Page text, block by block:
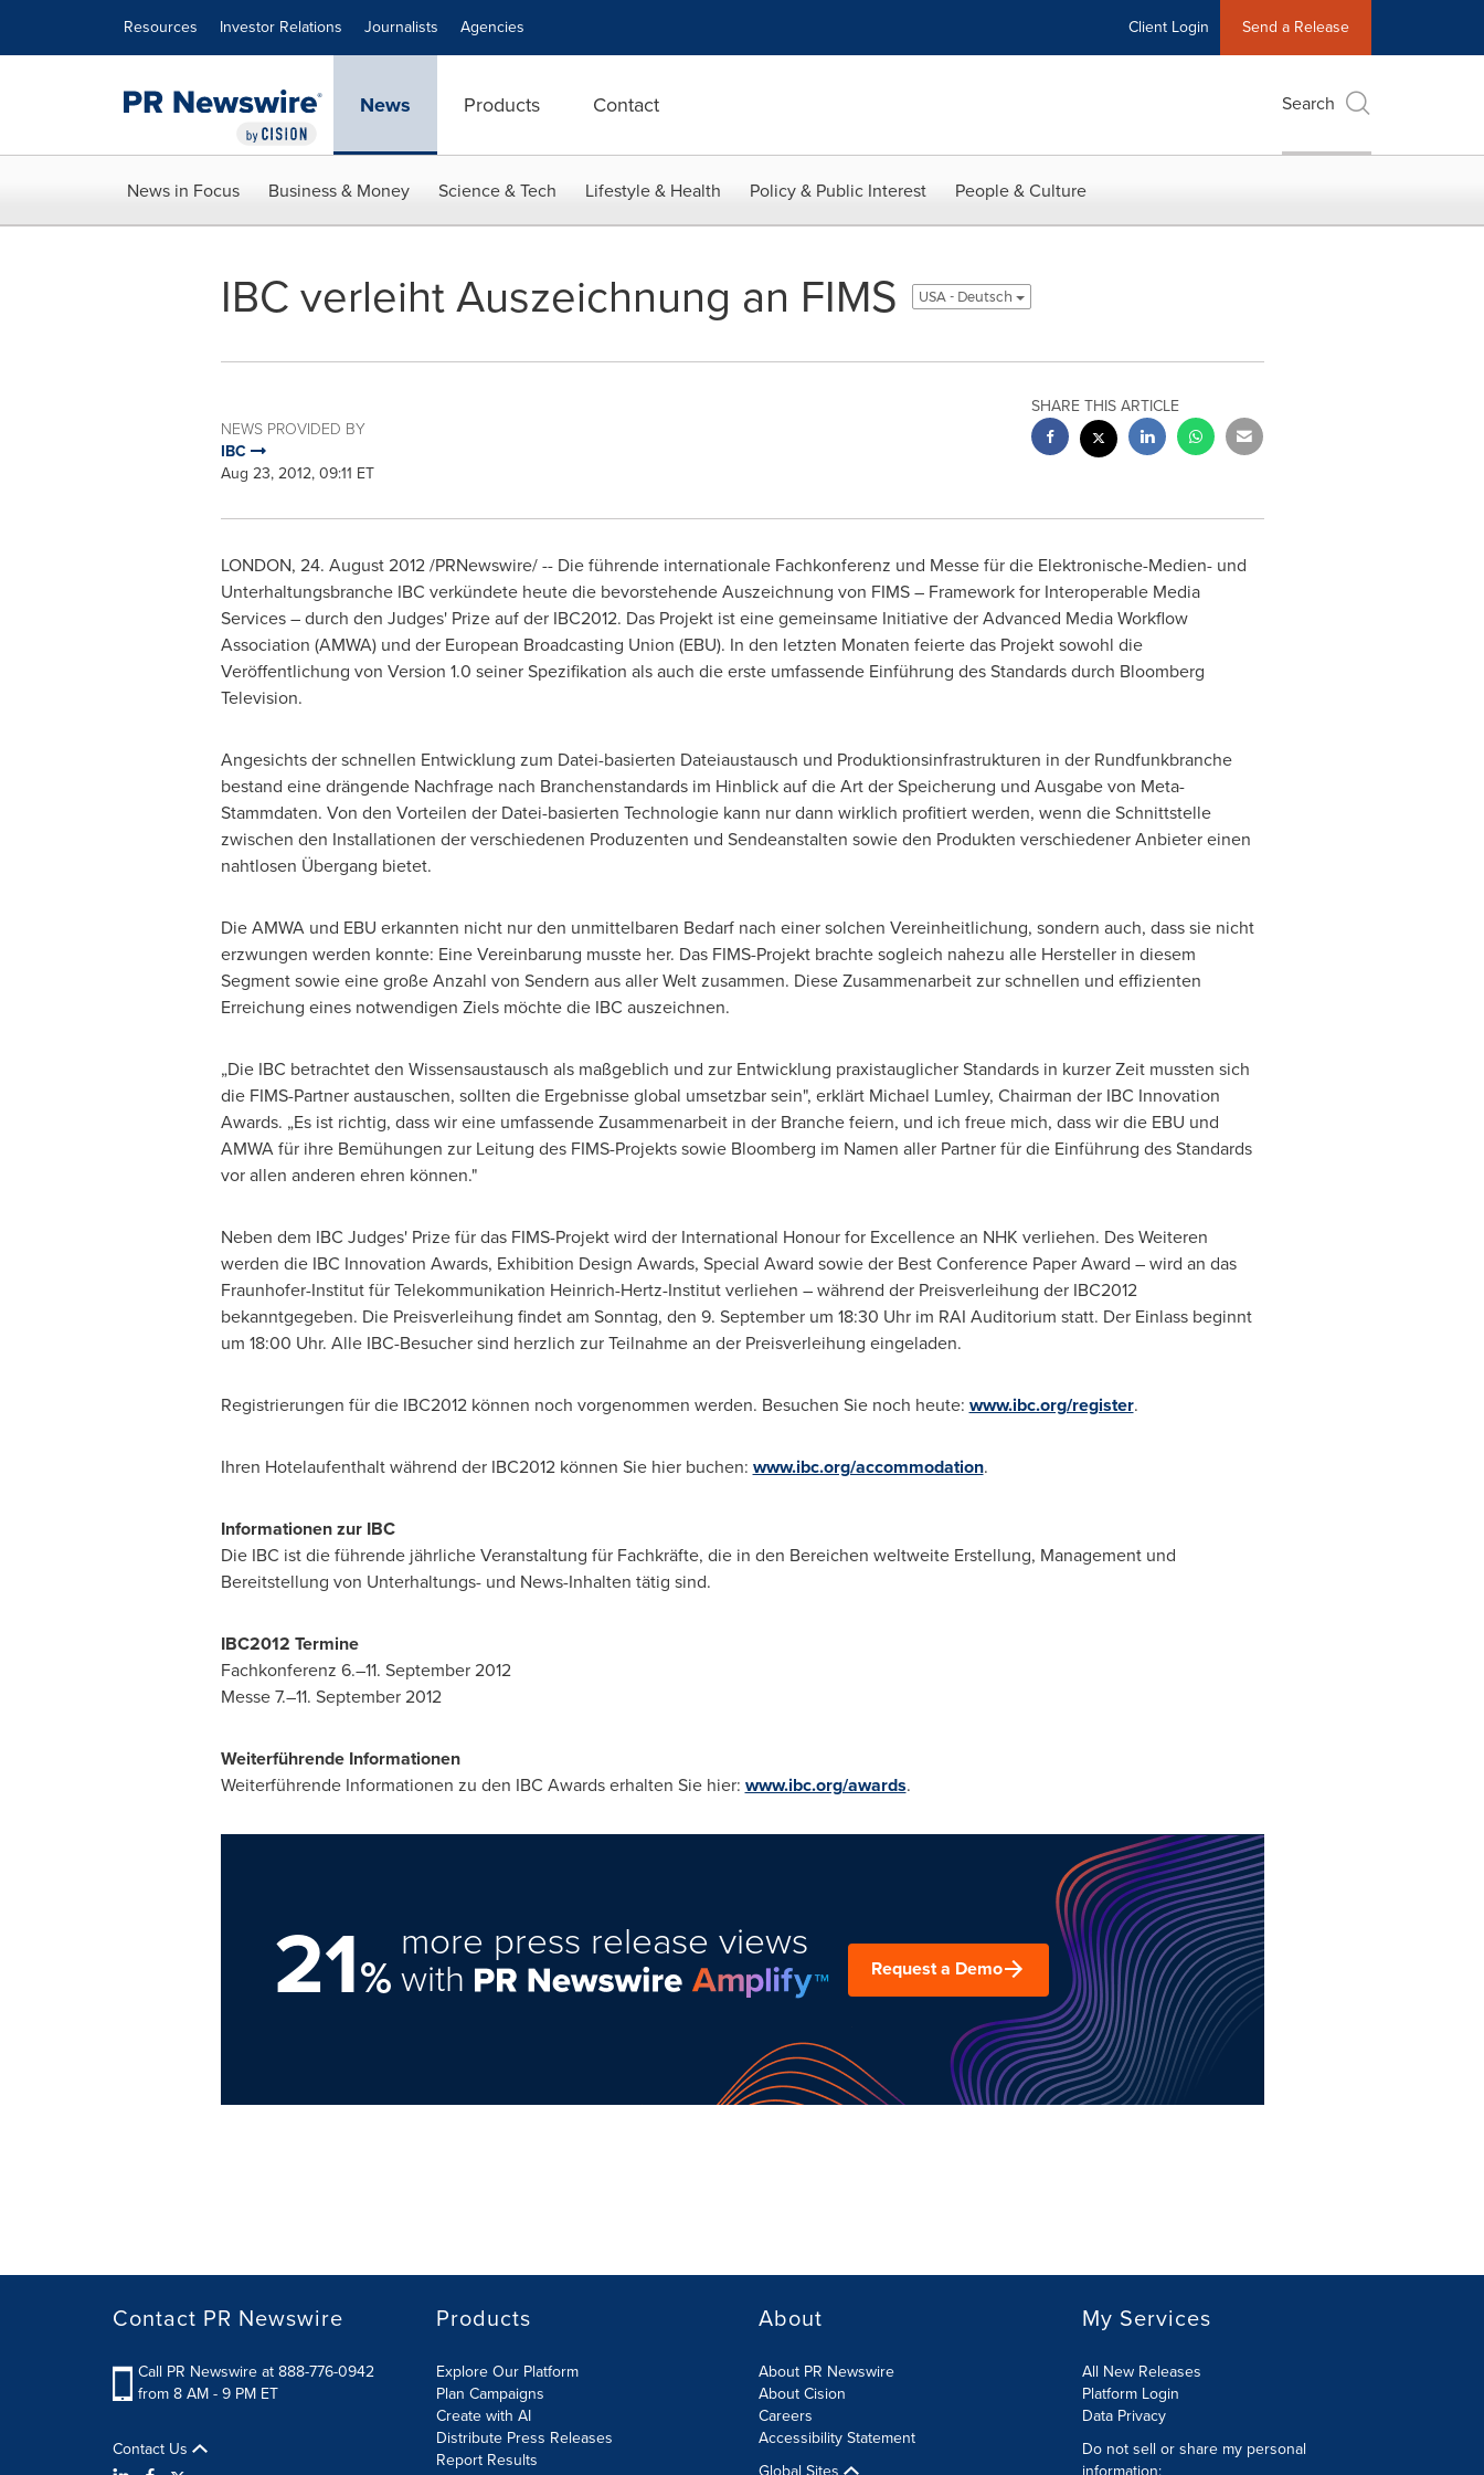
Resources Investor Relations Journalists Agencies Client Login Send a Release
News Products Contact Search
News in Focus Business & Money Science & Tech Lifestyle & Health Policy & Public Interest People & Culture
IBC verleiht Auszeichnung an FIMS USA - Deutsch
NEWS PROVIDED BY
IBC
Aug 23, 2012, 09:11 ET
SHARE THIS ARTICLE
LONDON, 24. August 2012/PRNewswire/ -- Die führende internationale Fachkonferenz und Messe für die Elektronische-Medien- und
Unterhaltungsbranche IBC verkündete heute die bevorstehende Auszeichnung von FIMS – Framework for Interoperable Media
Services – durch den Judges' Prize auf der IBC2012. Das Projekt ist eine gemeinsame Initiative der Advanced Media Workflow
Association (AMWA) und der European Broadcasting Union (EBU). In den letzten Monaten feierte das Projekt sowohl die
Veröffentlichung von Version 1.0 seiner Spezifikation als auch die erste umfassende Einführung des Standards durch Bloomberg
Television.
Angesichts der schnellen Entwicklung zum Datei-basierten Dateiaustausch und Produktionsinfrastrukturen in der Rundfunkbranche
bestand eine drängende Nachfrage nach Branchenstandards im Hinblick auf die Art der Speicherung und Ausgabe von Meta-
Stammdaten. Von den Vorteilen der Datei-basierten Technologie kann nur dann wirklich profitiert werden, wenn die Schnittstelle
zwischen den Installationen der verschiedenen Produzenten und Sendeanstalten sowie den Produkten verschiedener Anbieter einen
nahtlosen Übergang bietet.
Die AMWA und EBU erkannten nicht nur den unmittelbaren Bedarf nach einer solchen Vereinheitlichung, sondern auch, dass sie nicht
erzwungen werden konnte: Eine Vereinbarung musste her. Das FIMS-Projekt brachte sogleich nahezu alle Hersteller in diesem
Segment sowie eine große Anzahl von Sendern aus aller Welt zusammen. Diese Zusammenarbeit zur schnellen und effizienten
Erreichung eines notwendigen Ziels möchte die IBC auszeichnen.
„Die IBC betrachtet den Wissensaustausch als maßgeblich und zur Entwicklung praxistauglicher Standards in kurzer Zeit mussten sich
die FIMS-Partner austauschen, sollten die Ergebnisse global umsetzbar sein", erklärt Michael Lumley, Chairman der IBC Innovation
Awards. „Es ist richtig, dass wir eine umfassende Zusammenarbeit in der Branchefeiern, und ich freue mich, dass wir die EBU und
AMWA für ihre Bemühungen zur Leitung des FIMS-Projekts sowie Bloomberg im Namen aller Partner für die Einführung des Standards
vor allen anderen ehren können."
Neben dem IBC Judges' Prize für das FIMS-Projekt wird der International Honour for Excellence an NHK verliehen. Des Weiteren
werden die IBC Innovation Awards, Exhibition Design Awards, Special Award sowie der Best Conference Paper Award – wird an das
Fraunhofer-Institut für Telekommunikation Heinrich-Hertz-Institut verliehen – während der Preisverleihung der IBC2012
bekanntgegeben. Die Preisverleihung findet am Sonntag, den 9. September um 18:30 Uhr im RAI Auditorium statt. Der Einlass beginnt
um 18:00 Uhr. Alle IBC-Besucher sind herzlich zur Teilnahme an der Preisverleihung eingeladen.
Registrierungen für die IBC2012 können noch vorgenommen werden. Besuchen Sie noch heute: www.ibc.org/register.
Ihren Hotelaufenthalt während der IBC2012 können Sie hier buchen: www.ibc.org/accommodation.
Informationen zur IBC
Die IBC ist die führende jährliche Veranstaltung für Fachkräfte, die in den Bereichen weltweite Erstellung, Management und
Bereitstellung von Unterhaltungs- und News-Inhalten tätig sind.
IBC2012 Termine
Fachkonferenz 6.–11. September 2012
Messe 7.–11. September 2012
Weiterführende Informationen
Weiterführende Informationen zu den IBC Awards erhalten Sie hier: www.ibc.org/awards.
21%
more press release views
with Request a Demo
Contact PR Newswire
Call PR Newswire at 888-776-0942
from 8 AM - 9 PM ET
Contact Us
Products
Explore Our Platform
Plan Campaigns
Create with AI
Distribute Press Releases
Report Results
About
About PR Newswire
About Cision
Careers
Accessibility Statement
My Services
All New Releases
Platform Login
Data Privacy
Do not sell or share my personal